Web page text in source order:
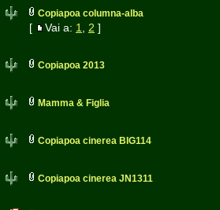
Copiapoa columna-alba
[ Vai a: 1 2 ]
Copiapoa 2013
Mamma & Figlia
Copiapoa cinerea BIG114
Copiapoa cinerea JN1311